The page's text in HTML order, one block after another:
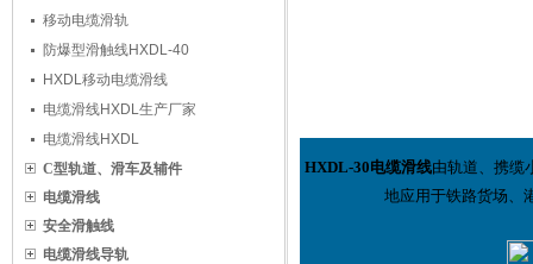
移动电缆滑轨
防爆型滑触线HXDL-40
HXDL移动电缆滑线
电缆滑线HXDL生产厂家
电缆滑线HXDL
C型轨道、滑车及辅件
电缆滑线
安全滑触线
电缆滑线导轨
HXDL-30电缆滑线由轨道、携缆
地应用于铁路货场、